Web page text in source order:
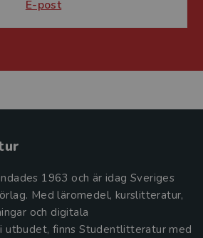
E-post
1963 och är idag Sveriges
Med läromedel, kurslitteratur,
och digitala
utbudet, finns Studentlitteratur med